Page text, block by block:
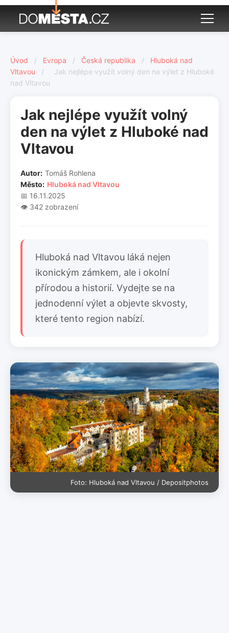
Úvod / Evropa / Česká republika /
Hluboká nad
Vltavou
/
Jak nejlépe využít volný den na výlet z Hluboké
nad Vltavou
Jak nejlépe využít volný
den na výlet z Hluboké nad
Vltavou
Autor: Tomáš Rohlena
Město: Hluboká nad Vltavou
📅 16.11.2025
👁️ 342 zobrazení
Hluboká nad Vltavou láká nejen
ikonickým zámkem, ale i okolní
přírodou a historií. Vydejte se na
jednodenní výlet a objevte skvosty,
které tento region nabízí.
Foto: Hluboká nad Vltavou / Depositphotos